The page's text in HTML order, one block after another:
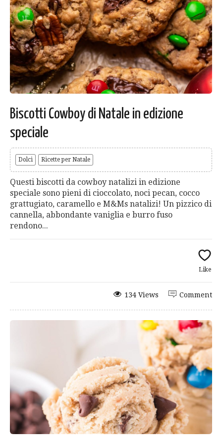
Biscotti Cowboy di Natale in edizione
speciale
Dolci Ricette per Natale
Questi biscotti da cowboy natalizi in edizione
speciale sono pieni di cioccolato, noci pecan, cocco
grattugiato, caramello e M&Ms natalizi! Un pizzico di
cannella, abbondante vaniglia e burro fuso
rendono...
Like
Comment
134 Views